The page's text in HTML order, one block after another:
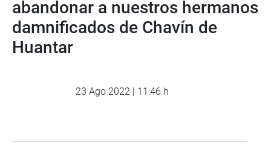
abandonar a nuestros hermanos
damnificados de Chavín de
Huantar
23 Ago 2022 | 11:46 h